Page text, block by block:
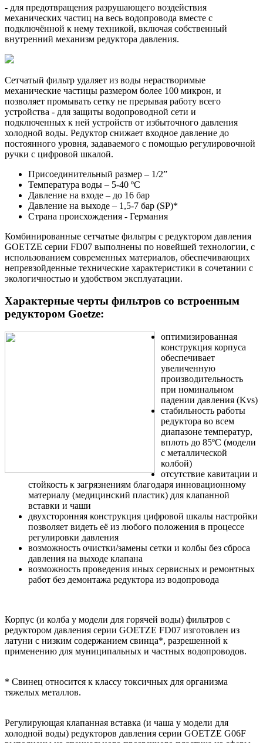
- для предотвращения разрушающего воздействия
механических частиц на весь водопровода вместе с
подключённой к нему техникой, включая собственный
внутренний механизм редуктора давления.
Сетчатый фильтр удаляет из воды нерастворимые
механические частицы размером более 100 микрон, и
позволяет промывать сетку не прерывая работу всего
устройства - для защиты водопроводной сети и
подключенных к ней устройств от избыточного давления
холодной воды. Редуктор снижает входное давление до
постоянного уровня, задаваемого с помощью регулировочной
ручки c цифровой шкалой.
Присоединительный размер – 1/2”
Температура воды – 5-40 ºС
Давление на входе – до 16 бар
Давление на выходе – 1,5-7 бар (SP)*
Страна происхождения - Германия
Комбинированные сетчатые фильтры с редуктором давления
GOETZE серии FD07 выполнены по новейшей технологии, с
использованием современных материалов, обеспечивающих
непревзойденные технические характеристики в сочетании с
экологичностью и удобством эксплуатации.
Характерные черты фильтров со встроенным
редуктором Goetze:
оптимизированная
конструкция корпуса
обеспечивает
увеличенную
производительность
при номинальном
падении давления (Kvs)
стабильность работы
редуктора во всем
диапазоне температур,
вплоть до 85ºС (модели
с металлической
колбой)
отсутствие кавитации и
стойкость к загрязнениям благодаря инновационному
материалу (медицинский пластик) для клапанной
вставки и чаши
двухсторонняя конструкция цифровой шкалы настройки
позволяет видеть её из любого положения в процессе
регулировки давления
возможность очистки/замены сетки и колбы без сброса
давления на выходе клапана
возможность проведения иных сервисных и ремонтных
работ без демонтажа редуктора из водопровода
Корпус (и колба у модели для горячей воды) фильтров с
редуктором давления серии GOETZE FD07 изготовлен из
латуни с низким содержанием свинца*, разрешенной к
применению для муниципальных и частных водопроводов.
* Свинец относится к классу токсичных для организма
тяжелых металлов.
Регулирующая клапанная вставка (и чаша у модели для
холодной воды) редукторов давления серии GOETZE G06F